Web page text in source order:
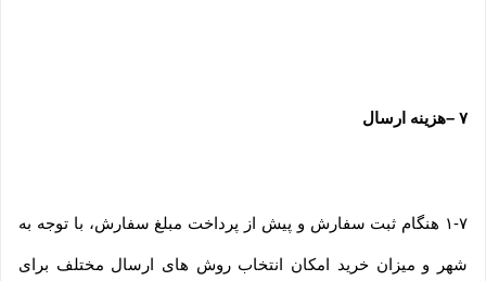
۷ –هزینه ارسال
۱-۷ هنگام ثبت سفارش و پیش از پرداخت مبلغ سفارش، با توجه به
شهر و میزان خرید امکان انتخاب روش های ارسال مختلف برای